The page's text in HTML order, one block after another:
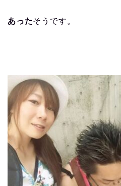
あったそうです。